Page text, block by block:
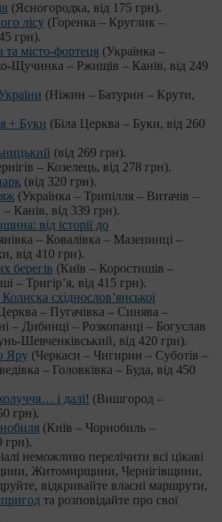
(Ясногородка, від 175 грн).
лісу (Горенка – Круглик –
грн).
та місто-фортеця (Українка –
Щучинка – Ржищів – Канів, від 249
(Ніжин – Батурин – Крути,
+ Буки (Біла Церква – Буки, від 260
(від 269 грн).
– Козелець, від 278 грн).
(від 320 грн).
(Українка – Трипілля – Витачів –
Канів, від 339 грн).
від історії до
– Ковалівка – Мазепинці –
від 410 грн).
берегів (Київ – Коростишів –
– Тригір’я, від 415 грн).
східнослов’янської
– Пугачівка – Синява –
– Дибинці – Розкопанці – Богуслав
Шевченківський, від 420 грн).
Яру (Черкаси – Чигирин – Суботів –
– Головківка – Буда, від 450
і далі! (Вишгород –
грн).
(Київ – Чорнобиль –
грн).
неможливо перелічити всі цікаві
Житомирщини, Чернігівщини,
відкривайте власні маршрути,
та розповідайте про свої